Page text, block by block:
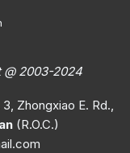
@ 2003-2024
Zhongxiao E. Rd.,
(R.O.C.)